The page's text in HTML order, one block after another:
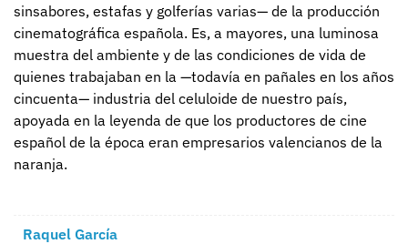
sinsabores, estafas y golferías varias— de la producción
cinematográfica española. Es, a mayores, una luminosa
muestra del ambiente y de las condiciones de vida de
quienes trabajaban en la —todavía en pañales en los años
cincuenta— industria del celuloide de nuestro país,
apoyada en la leyenda de que los productores de cine
español de la época eran empresarios valencianos de la
naranja.
Raquel García